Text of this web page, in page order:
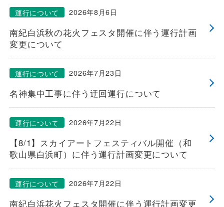
お知らせ
お問い合わせ・Q&A
西日本JRバスについて
安全安心への
取組み
南紀白浜秋の花火フェスタ開催に伴う運行計画
変更について
2026年8月6日
運行について
名神集中工事に伴う迂回運行について
2026年7月23日
運行について
【8/1】スカイアートフェスティバル開催（和
歌山県白浜町）に伴う運行計画変更について
2026年7月22日
運行について
南紀白浜花火フェスタ開催に伴う運行計画変更
2026年7月22日
運行について